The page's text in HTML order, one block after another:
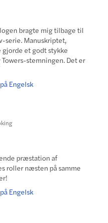
bragte mig tilbage til
serie. Manuskriptet,
et godt stykke
stemningen. Det er
Engelsk
præstation af
roller næsten på samme
Engelsk